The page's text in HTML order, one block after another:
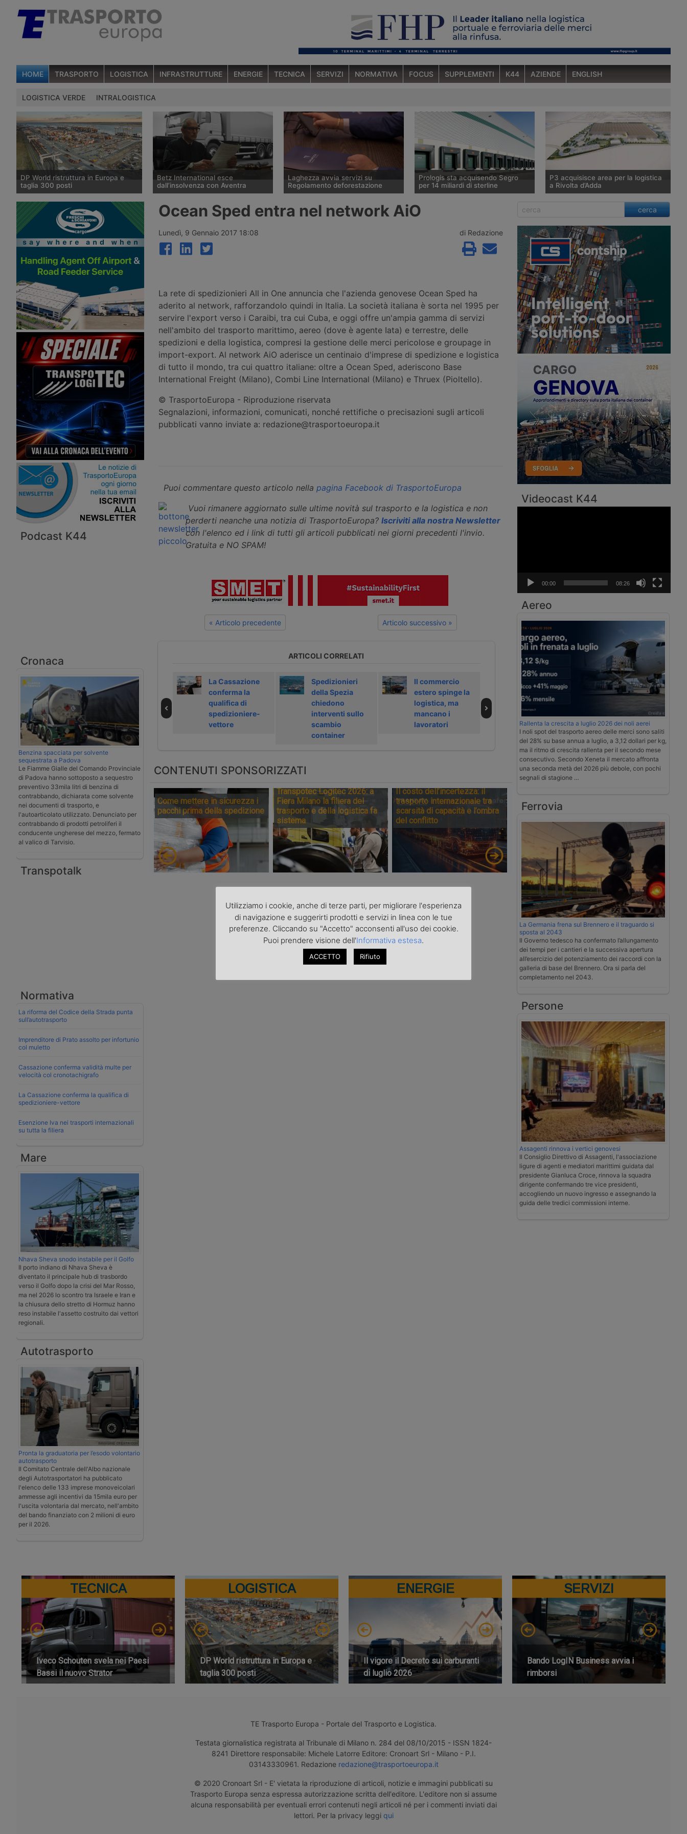
HOME TRASPORTO LOGISTICA INFRASTRUTTURE ENERGIE TECNICA SERVIZI NORMATIVA FOCUS SUPPLEMENTI K44 AZIENDE ENGLISH
LOGISTICA VERDE INTRALOGISTICA
DP World ristruttura in Europa e
taglia 300 posti
DP World conferma trecento esuberi
nelle attività europee dopo l’uscita di
tre dirigenti senior, mentre Londra e
Anversa registrano volumi record e il
gruppo prosegue gli investimenti tra
Svizzera, Golfo, Siria e Regno Unito.
Betz International esce
dall’insolvenza con Aventra
storico spedizioniere tedesco Betz
International, in procedura
d’insolvenza dal 2 aprile 2026, ad
Aventra per un corrispettivo non
comunicato. Salvata la maggior
parte dei circa 140 posti di lavoro e
Laghezza avvia servizi su
Regolamento deforestazione
deforestazione Eudr entrerà in
Prologis sta acquisendo Segro
per 14 miliardi di sterline
operatore mondiale di immobili
definitiva per acquisire Segro, il
maggiore Reit britannico. Nascerà
così la più grande piattaforma
logistica del mondo, con la chiusura
attesa nella prima metà del 2027.
P3 acquisisce area per la logistica
a Rivolta d’Adda
P3, tramite il Fondo Giano gestito da
Savills Investment Management Sgr,
Rivolta d’Adda, in provincia di
Cremona, per un polo logistico da
61mila metri quadrati, con i lavori in
avvio nel quarto trimestre del 2026.
Podcast K44
Cronaca
Benzina spacciata per solvente
sequestrata a Padova
Le Fiamme Gialle del Comando Provinciale
di Padova hanno sottoposto a sequestro
preventivo 33mila litri di benzina di
contrabbando, dichiarata come solvente
nei documenti di trasporto, e
l'autoarticolato utilizzato. Denunciato per
contrabbando di prodotti petroliferi il
conducente ungherese del mezzo, fermato
al valico di Tarvisio.
Transpotalk
Normativa
La riforma del Codice della Strada punta
sull’autotrasporto
Imprenditore di Prato assolto per infortunio
col muletto
Cassazione conferma validità multe per
velocità col cronotachigrafo
La Cassazione conferma la qualifica di
spedizioniere-vettore
Esenzione Iva nei trasporti internazionali
su tutta la filiera
Mare
Nhava Sheva snodo instabile per il Golfo
Il porto indiano di Nhava Sheva è
diventato il principale hub di trasbordo
verso il Golfo dopo la crisi del Mar Rosso,
ma nel 2026 lo scontro tra Israele e Iran e
la chiusura dello stretto di Hormuz hanno
reso instabile l'assetto costruito dai vettori
regionali.
Autotrasporto
Pronta la graduatoria per l’esodo volontario
autotrasporto
Il Comitato Centrale dell'Albo nazionale
degli Autotrasportatori ha pubblicato
l'elenco delle 133 imprese monoveicolari
ammesse agli incentivi da 15mila euro per
l'uscita volontaria dal mercato, nell'ambito
del bando finanziato con 2 milioni di euro
per il 2026.
Ocean Sped entra nel network AiO
Lunedì, 9 Gennaio 2017 18:08 di Redazione
La rete di spedizionieri All in One annuncia che l'azienda genovese Ocean Sped ha
aderito al network, rafforzandolo quindi in Italia. La società italiana è sorta nel 1995 per
servire l'export verso i Caraibi, tra cui Cuba, e oggi offre un'ampia gamma di servizi
nell'ambito del trasporto marittimo, aereo (dove è agente Iata) e terrestre, delle
spedizioni e della logistica, compresi la gestione delle merci pericolose e groupage in
import-export. Al network AiO aderisce un centinaio d'imprese di spedizione e logistica
di tutto il mondo, tra cui quattro italiane: oltre a Ocean Sped, aderiscono Base
International Freight (Milano), Combi Line International (Milano) e Thruex (Pioltello).
© TrasportoEuropa - Riproduzione riservata
Segnalazioni, informazioni, comunicati, nonché rettifiche o precisazioni sugli articoli
pubblicati vanno inviate a: redazione@trasportoeuropa.it
Puoi commentare questo articolo nella pagina Facebook di TrasportoEuropa
Vuoi rimanere aggiornato sulle ultime novità sul trasporto e la logistica e non
perderti neanche una notizia di TrasportoEuropa? Iscriviti alla nostra Newsletter
con l'elenco ed i link di tutti gli articoli pubblicati nei giorni precedenti l'invio.
Gratuita e NO SPAM!
« Articolo precedente Articolo successivo »
ARTICOLI CORRELATI
Dieci arresti a
Genova per frode
doganale
nell’import
Alessandro
Laghezza è il
nuovo presidente
spedizionieri
della Spezia
La Cassazione
conferma la
qualifica di
spedizioniere-
vettore
Spedizionieri
della Spezia
chiedono
interventi sullo
scambio
container
Il commercio
estero spinge la
logistica, ma
mancano i
lavoratori
Fercam potenzia
le spedizioni con
Shado
Forwarding
Sentenza a
Livorno sui costi
container in
porto
CONTENUTI SPONSORIZZATI
Come mettere in sicurezza i
pacchi prima della spedizione
Transpotec Logitec 2026: a
Fiera Milano la filiera del
trasporto e della logistica fa
sistema
Il costo dell’incertezza: il
trasporto internazionale tra
scarsità di capacità e l’ombra
del conflitto
cerca
Videocast K44
00:00 08:26
Aereo
Rallenta la crescita a luglio 2026 dei noli aerei
I noli spot del trasporto aereo delle merci sono saliti
del 28% su base annua a luglio, a 3,12 dollari per kg,
ma il ritmo di crescita rallenta per il secondo mese
consecutivo. Secondo Xeneta il mercato affronta
una seconda metà del 2026 più debole, con pochi
segnali di stagione …
Ferrovia
La Germania frena sul Brennero e il traguardo si
sposta al 2043
Il Governo tedesco ha confermato l’allungamento
dei tempi per i cantieri e la successiva apertura
all’esercizio del potenziamento dei raccordi con la
galleria di base del Brennero. Ora si parla del
completamento nel 2043.
Persone
Assagenti rinnova i vertici genovesi
Il Consiglio Direttivo di Assagenti, l'associazione
ligure di agenti e mediatori marittimi guidata dal
presidente Gianluca Croce, rinnova la squadra
dirigente confermando tre vice presidenti,
accogliendo un nuovo ingresso e assegnando la
guida delle tredici commissioni interne.
TECNICA
Iveco Schouten svela nei Paesi
Bassi il nuovo Strator
LOGISTICA
DP World ristruttura in Europa e
taglia 300 posti
ENERGIE
Il vigore il Decreto sui carburanti
di luglio 2026
SERVIZI
Bando LogIN Business avvia i
rimborsi
TE Trasporto Europa - Portale del Trasporto e Logistica.
Testata giornalistica registrata al Tribunale di Milano n. 284 del 08/10/2015 - ISSN 1824-
8241 Direttore responsabile: Michele Latorre Editore: Cronoart Srl - Milano - P.I.
03143330961. Redazione redazione@trasportoeuropa.it
© 2020 Cronoart Srl - E' vietata la riproduzione di articoli, notizie e immagini pubblicati su
Trasporto Europa senza espressa autorizzazione scritta dell'editore. L'editore non si assume
alcuna responsabilità per eventuali errori contenuti negli articoli né per i commenti inviati dai
lettori. Per la privacy leggi qui
Utilizziamo i cookie, anche di terze parti, per migliorare l'esperienza
di navigazione e suggerirti prodotti e servizi in linea con le tue
preferenze. Cliccando su "Accetto" acconsenti all'uso dei cookie.
Puoi prendere visione dell'Informativa estesa.
ACCETTO Rifiuto